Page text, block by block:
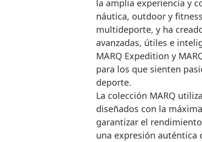
la amplia experiencia y
náutica, outdoor y
multideporte, y ha
avanzadas, útiles e
MARQ Expedition y
para los que sienten
deporte.
La colección MARQ
diseñados con la
garantizar el
una expresión auténtica